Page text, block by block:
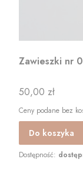
Zawieszki nr
Cena
50,00 zł
Ceny podane bez
Do koszyka
Dostępność: